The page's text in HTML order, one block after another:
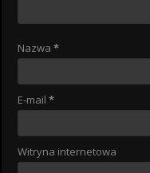
Nazwa*
E-mail*
Witryna internetowa